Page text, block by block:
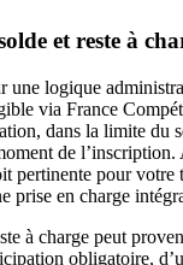
et reste à
une logique
via France
dans la limite du
de
pertinente pour votre
prise en charge
à charge peut
obligatoire,